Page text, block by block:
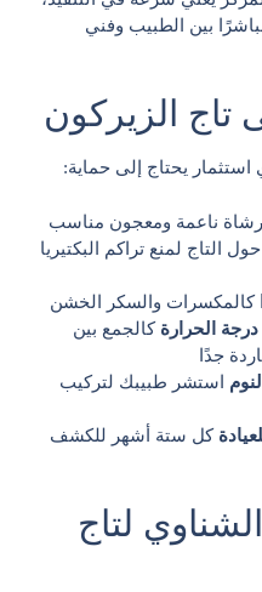
بين الطبيب وفني
تاج الزيركون
يحتاج إلى حماية:
ناعمة ومعجون مناسب
حول التاج لمنع تراكم البكتيريا
كالمكسرات والسكر الخشن
الحرارة كالجمع بين
جدًا
استشر طبيبك لتركيب
كل ستة أشهر للكشف
لتاج